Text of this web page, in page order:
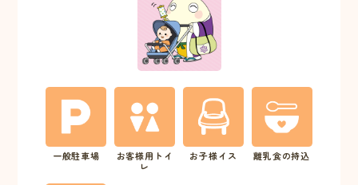
一般駐車場
お客様用トイ
レ
お子様イス 離乳食の持込